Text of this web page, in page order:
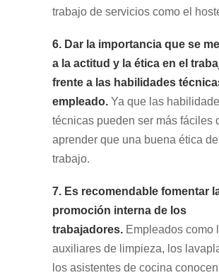
trabajo de servicios como el
6. Dar la importancia que se
a la actitud y la ética en el
frente a las habilidades
empleado. Ya que las
técnicas pueden ser más fáciles
aprender que una buena ética de
trabajo.
7. Es recomendable fomentar
promoción interna de los
trabajadores. Empleados como
auxiliares de limpieza, los
los asistentes de cocina conocen